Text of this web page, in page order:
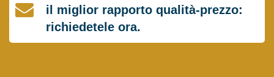
il miglior rapporto qualità-prezzo:
richiedetele ora.